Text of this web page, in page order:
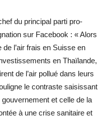
du principal parti pro-
sur Facebook : « Alors
l’air frais en Suisse en
en Thaïlande,
de l’air pollué dans leurs
le contraste saisissant
et celle de la
à une crise sanitaire et